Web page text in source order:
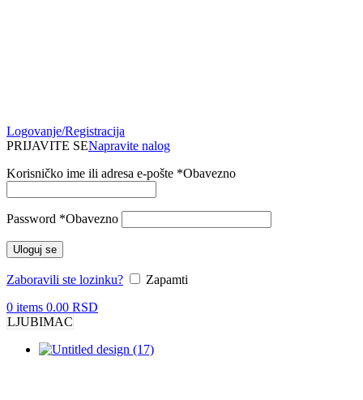
Logovanje/Registracija
PRIJAVITE SENapravite nalog
Korisničko ime ili adresa e-pošte *Obavezno
Password *Obavezno
Uloguj se
Zaboravili ste lozinku?
Zapamti
0 items 0.00 RSD
LJUBIMAC